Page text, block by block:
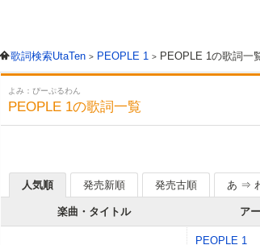
歌詞検索UtaTen PEOPLE 1 PEOPLE 1の歌詞一
よみ：ぴーぷるわん
PEOPLE 1の歌詞一覧
人気順 発売新順 発売古順 あ ⇒
楽曲・タイトル ア
PEOPLE 1